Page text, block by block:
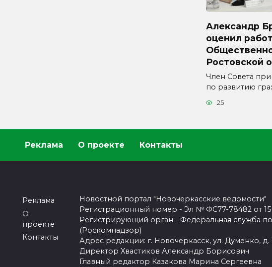
Александр
оценил
Ростовской
Член Совета
по развитию
25
Реклама О проекте Контакты
Реклама
О
проекте
Контакты
Новостной портал "Новочеркасские ведомости"
Регистрационный номер - Эл № ФС77-78482 от 15
Регистрирующий орган - Федеральная служба
(Роскомнадзор)
Адрес редакции: г. Новочеркасск, ул. Думенко, д.
Директор Хвастиков Александр Борисович
Главный редактор Казакова Марина Сергеевна